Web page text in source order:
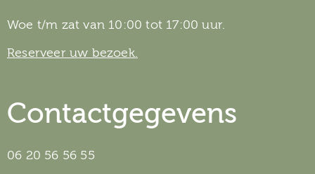
Woe t/m zat van 10:00 tot 17:00 uur.
Reserveer uw bezoek.
Contactgegevens
06 20 56 56 55